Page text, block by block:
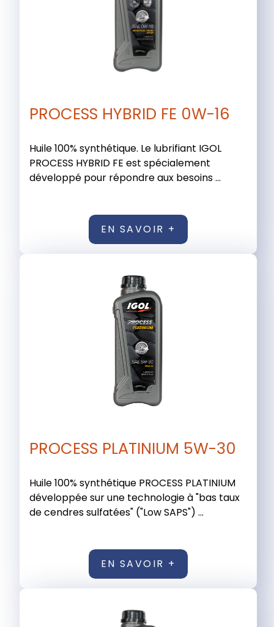
PROCESS HYBRID FE 0W-16
Huile 100% synthétique. Le lubrifiant IGOL
PROCESS HYBRID FE est spécialement
développé pour répondre aux besoins ...
EN SAVOIR +
PROCESS PLATINIUM 5W-30
Huile 100% synthétique PROCESS PLATINIUM
développée sur une technologie à "bas taux
de cendres sulfatées" ("Low SAPS") ...
EN SAVOIR +